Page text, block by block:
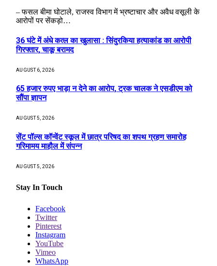
– फसल बीमा घोटाले, राजस्व विभाग में भ्रष्टाचार और अवैध वसूली के
आरोपों पर सेंकड़ो…
36 घंटे में अंधे कत्ल का खुलासा : सिंदुरकिया हत्याकांड का आरोपी
गिरफ्तार, चाकू बरामद
AUGUST 6, 2026
65 हजार रुपए भाड़ा न देने का आरोप, ट्रक चालक ने एसडीएम को
सौंपा ज्ञापन
AUGUST 5, 2026
सेंट पॉल्स कॉन्वेंट स्कूल में छात्र परिषद का शपथ ग्रहण समारोह
गरिमामय माहौल में संपन्न
AUGUST 5, 2026
Stay In Touch
Facebook
Twitter
Pinterest
Instagram
YouTube
Vimeo
WhatsApp